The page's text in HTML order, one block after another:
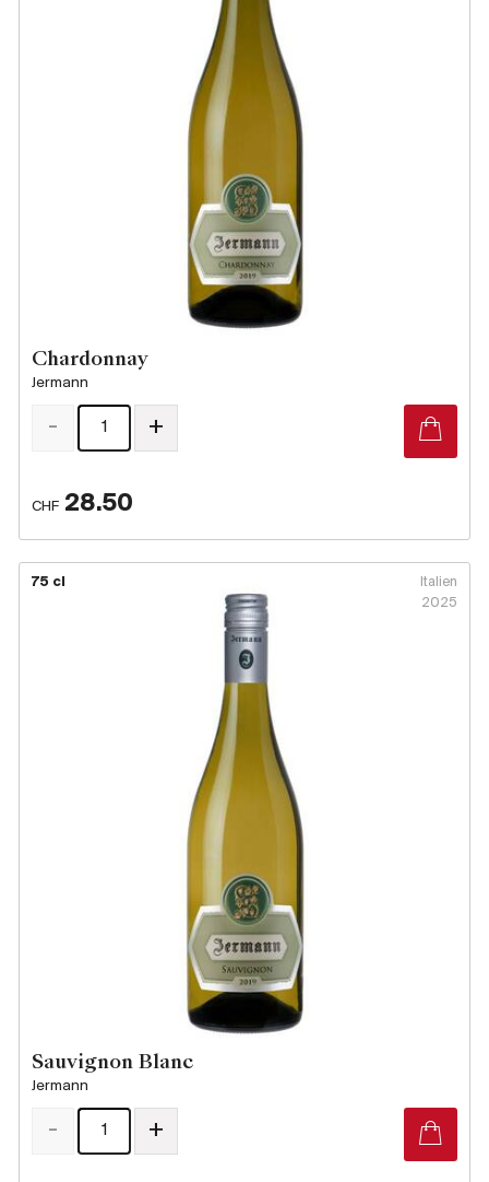
Chardonnay
Jermann
CHF 28.50
- +
75 cl
Italien
2025
Sauvignon Blanc
Jermann
- +